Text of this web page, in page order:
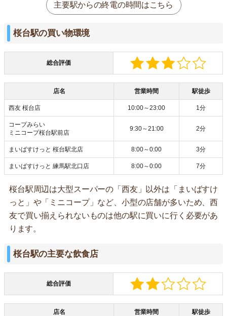
主要駅からの終電の時間はこちら
桜台駅の買い物環境
総合評価
店名 営業時間 駅徒歩
西友 桜台店 10:00～23:00 1分
コープみらい
ミニコープ桜台駅前店
9:30～21:00 2分
まいばすけっと 桜台駅北店 8:00～0:00 3分
まいばすけっと 練馬駅北口店 8:00～0:00 7分
桜台駅周辺は大型スーパーの「西友」以外は「まいばすけ
っと」や「ミニコープ」など、小型の店舗が多いため、西
友で買い揃えられないものは他の駅に買いに行く必要があ
ります。
桜台駅の主要な飲食店
総合評価
店名 営業時間 駅徒歩